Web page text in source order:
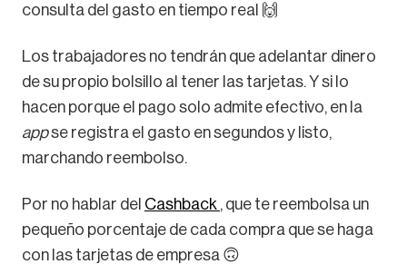
consulta del gasto en tiempo real 🙌
Los trabajadores no tendrán que adelantar dinero
de su propio bolsillo al tener las tarjetas. Y si lo
hacen porque el pago solo admite efectivo, en la
appse registra el gasto en segundos y listo,
marchando reembolso.
Por no hablar del Cashback , que te reembolsa un
pequeño porcentaje de cada compra que se haga
con las tarjetas de empresa 🙃